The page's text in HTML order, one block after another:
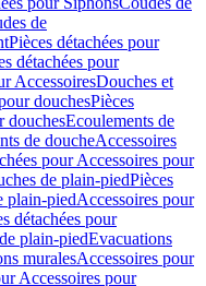
de
Pièces détachées pour
détachées pour
AccessoiresDouches et
douchesPièces
douchesEcoulements de
de doucheAccessoires
pour Accessoires pour
de plain-piedPièces
plain-piedAccessoires pour
détachées pour
plain-piedEvacuations
muralesAccessoires pour
Accessoires pour